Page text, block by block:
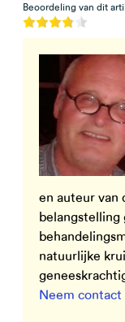
Beoordeling van dit
en auteur van
belangstelling
natuurlijke
Neem contact